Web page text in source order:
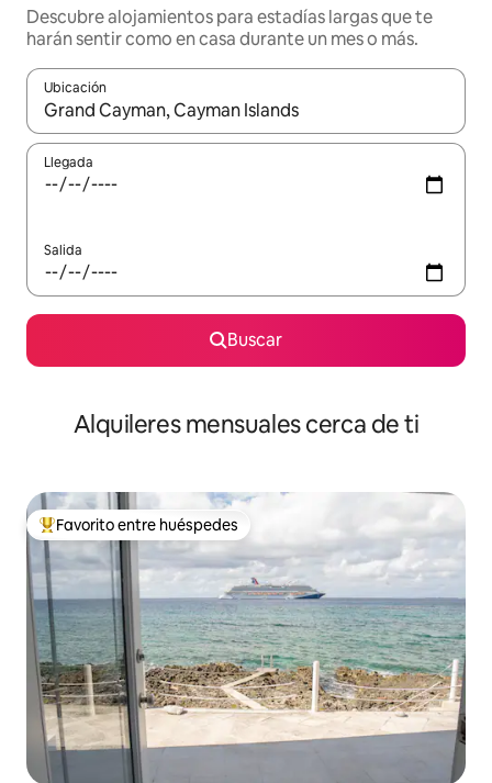
Descubre alojamientos para estadías largas que te
harán sentir como en casa durante un mes o más.
Ubicación
Cuando los resultados estén disponibles, navega con las
Llegada
Salida
Buscar
Alquileres mensuales cerca de ti
Favorito entre huéspedes preferido
Favorito entre huéspedes